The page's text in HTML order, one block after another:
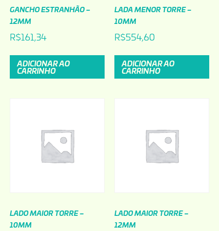
GANCHO ESTRANHÃO –
12MM
R$161,34
ADICIONAR AO
CARRINHO
LADA MENOR TORRE –
10MM
R$554,60
ADICIONAR AO
CARRINHO
LADO MAIOR TORRE –
10MM
LADO MAIOR TORRE –
12MM